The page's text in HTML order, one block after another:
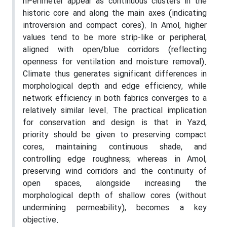
historic core and along the main axes (indicating
introversion and compact cores). In Amol, higher
values tend to be more strip-like or peripheral,
aligned with open/blue corridors (reflecting
openness for ventilation and moisture removal).
Climate thus generates significant differences in
morphological depth and edge efficiency, while
network efficiency in both fabrics converges to a
relatively similar level. The practical implication
for conservation and design is that in Yazd,
priority should be given to preserving compact
cores, maintaining continuous shade, and
controlling edge roughness; whereas in Amol,
preserving wind corridors and the continuity of
open spaces, alongside increasing the
morphological depth of shallow cores (without
undermining permeability), becomes a key
objective.